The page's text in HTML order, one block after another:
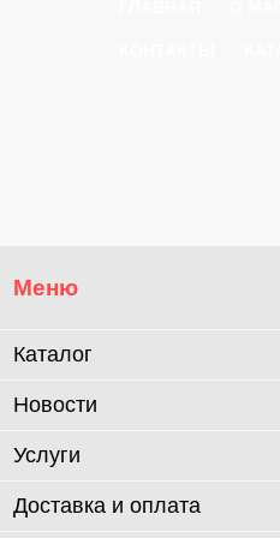
Меню
Каталог
Новости
Услуги
Доставка и оплата